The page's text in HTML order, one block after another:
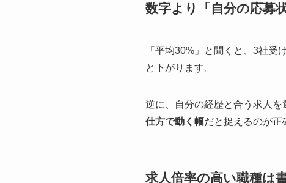
数字より「自分の応募
「平均30%」と聞くと、3社
と下がります。
逆に、自分の経歴と合う求人を
仕方で動く幅だと捉えるのが正
求人倍率の高い職種は